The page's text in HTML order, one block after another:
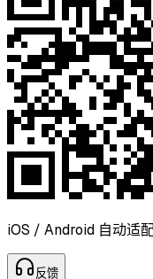
iOS / Android 自动适
反馈